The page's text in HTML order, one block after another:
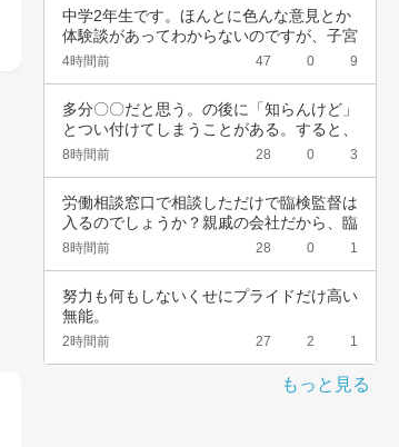
中学2年生です。ほんとに色んな意見とか
体験談があってわからないのですが、子宮
頚がんワ…
4時間前 47 0 9
多分〇〇だと思う。の後に「知らんけど」
とつい付けてしまうことがある。すると、
他の人か…
8時間前 28 0 3
労働相談窓口で相談しただけで臨検監督は
入るのでしょうか？親戚の会社だから、臨
検監督に…
8時間前 28 0 1
努力も何もしないくせにプライドだけ高い
無能。
2時間前 27 2 1
もっと見る